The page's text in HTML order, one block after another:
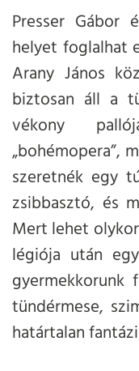
Presser Gábor
helyet foglalhat
Arany János
biztosan áll a
vékony
„bohémopera”,
szeretnék egy
zsibbasztó, és
Mert lehet
légiója után
tündérmese,
határtalan